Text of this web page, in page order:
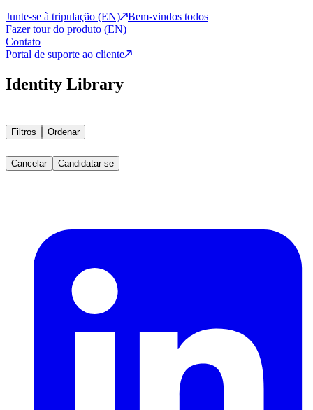
Junte-se à tripulação (EN)
Bem-vindos todos
Fazer tour do produto (EN)
Contato
Portal de suporte ao cliente
Identity Library
Filtros Ordenar
Cancelar Candidatar-se